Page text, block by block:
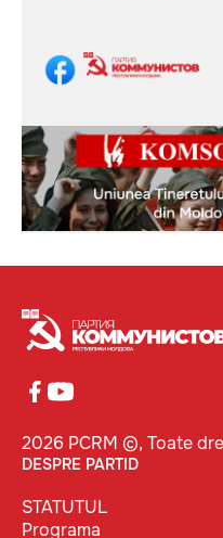
2026 PCRM ©, Toate
DESPRE PARTID
STATUTUL
Programa